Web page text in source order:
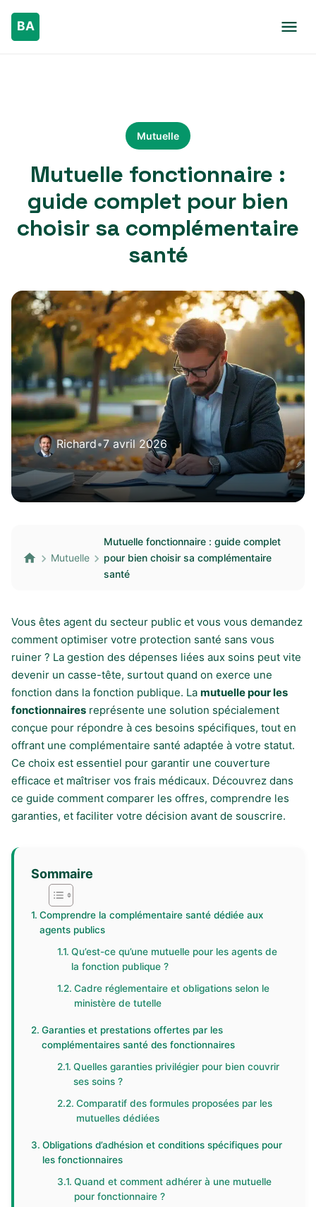
Mutuelle
Mutuelle fonctionnaire :
guide complet pour bien
choisir sa complémentaire
santé
Richard•7 avril 2026
Mutuelle
Mutuelle fonctionnaire : guide complet
pour bien choisir sa complémentaire
santé
Vous êtes agent du secteur public et vous vous demandez
comment optimiser votre protection santé sans vous
ruiner ? La gestion des dépenses liées aux soins peut vite
devenir un casse-tête, surtout quand on exerce une
fonction dans la fonction publique. La mutuelle pour les
fonctionnaires représente une solution spécialement
conçue pour répondre à ces besoins spécifiques, tout en
offrant une complémentaire santé adaptée à votre statut.
Ce choix est essentiel pour garantir une couverture
efficace et maîtriser vos frais médicaux. Découvrez dans
ce guide comment comparer les offres, comprendre les
garanties, et faciliter votre décision avant de souscrire.
Sommaire
Comprendre la complémentaire santé dédiée aux
agents publics
Qu’est-ce qu’une mutuelle pour les agents de
la fonction publique ?
Cadre réglementaire et obligations selon le
ministère de tutelle
Garanties et prestations offertes par les
complémentaires santé des fonctionnaires
Quelles garanties privilégier pour bien couvrir
ses soins ?
Comparatif des formules proposées par les
mutuelles dédiées
Obligations d’adhésion et conditions spécifiques pour
les fonctionnaires
Quand et comment adhérer à une mutuelle
pour fonctionnaire ?